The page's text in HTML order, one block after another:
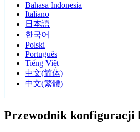
Bahasa Indonesia
Italiano
日本語
한국어
Polski
Português
Tiếng Việt
中文(简体)
中文(繁體)
Przewodnik konfiguracji